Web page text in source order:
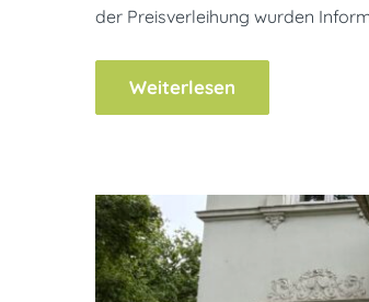
der Preisverleihung wurden
Weiterlesen